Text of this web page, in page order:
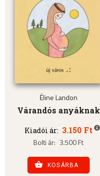
Éline Landon
Várandós anyáknak
Kiadói ár: 3.150 Ft
Bolti ár: 3.500 Ft
KOSÁRBA